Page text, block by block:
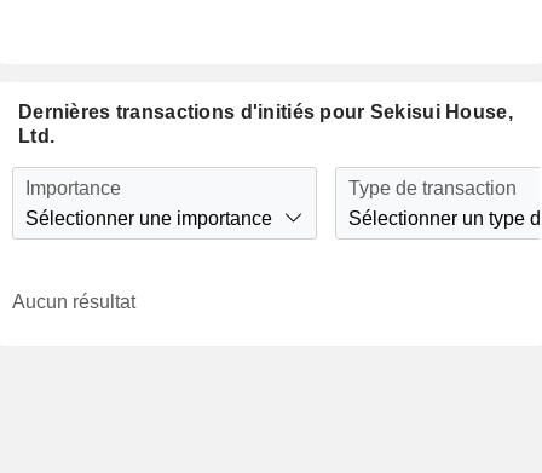
Dernières transactions d'initiés pour Sekisui House,
Ltd.
Importance
Sélectionner une importance
Type de transaction
Sélectionner un type
Aucun résultat